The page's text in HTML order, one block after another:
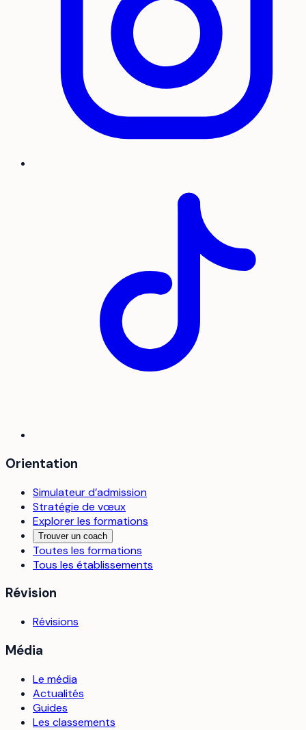
Orientation
Simulateur d’admission
Stratégie de vœux
Explorer les formations
Trouver un coach
Toutes les formations
Tous les établissements
Révision
Révisions
Média
Le média
Actualités
Guides
Les classements